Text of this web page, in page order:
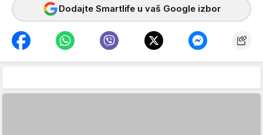
Dodajte Smartlife u vaš Google izbor